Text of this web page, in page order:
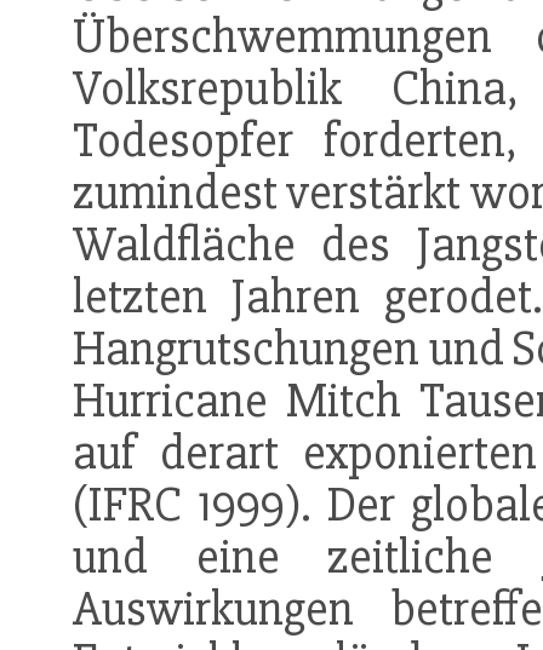
Volksrepublik
Todesopfer
zumindest verstärkt
Waldfläche des
letzten Jahren
Hangrutschungen und
Hurricane Mitch
auf derart
(IFRC 1999). Der
und eine zeitliche
Auswirkungen